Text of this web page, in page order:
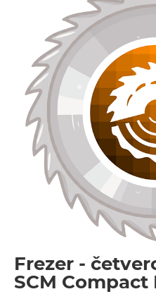
Frezer -
SCM Compact